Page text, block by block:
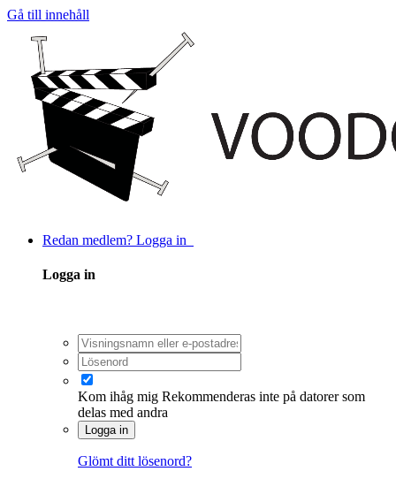
Gå till innehåll
Redan medlem? Logga in
Logga in
Kom ihåg mig Rekommenderas inte på datorer som
delas med andra
Logga in
Glömt ditt lösenord?